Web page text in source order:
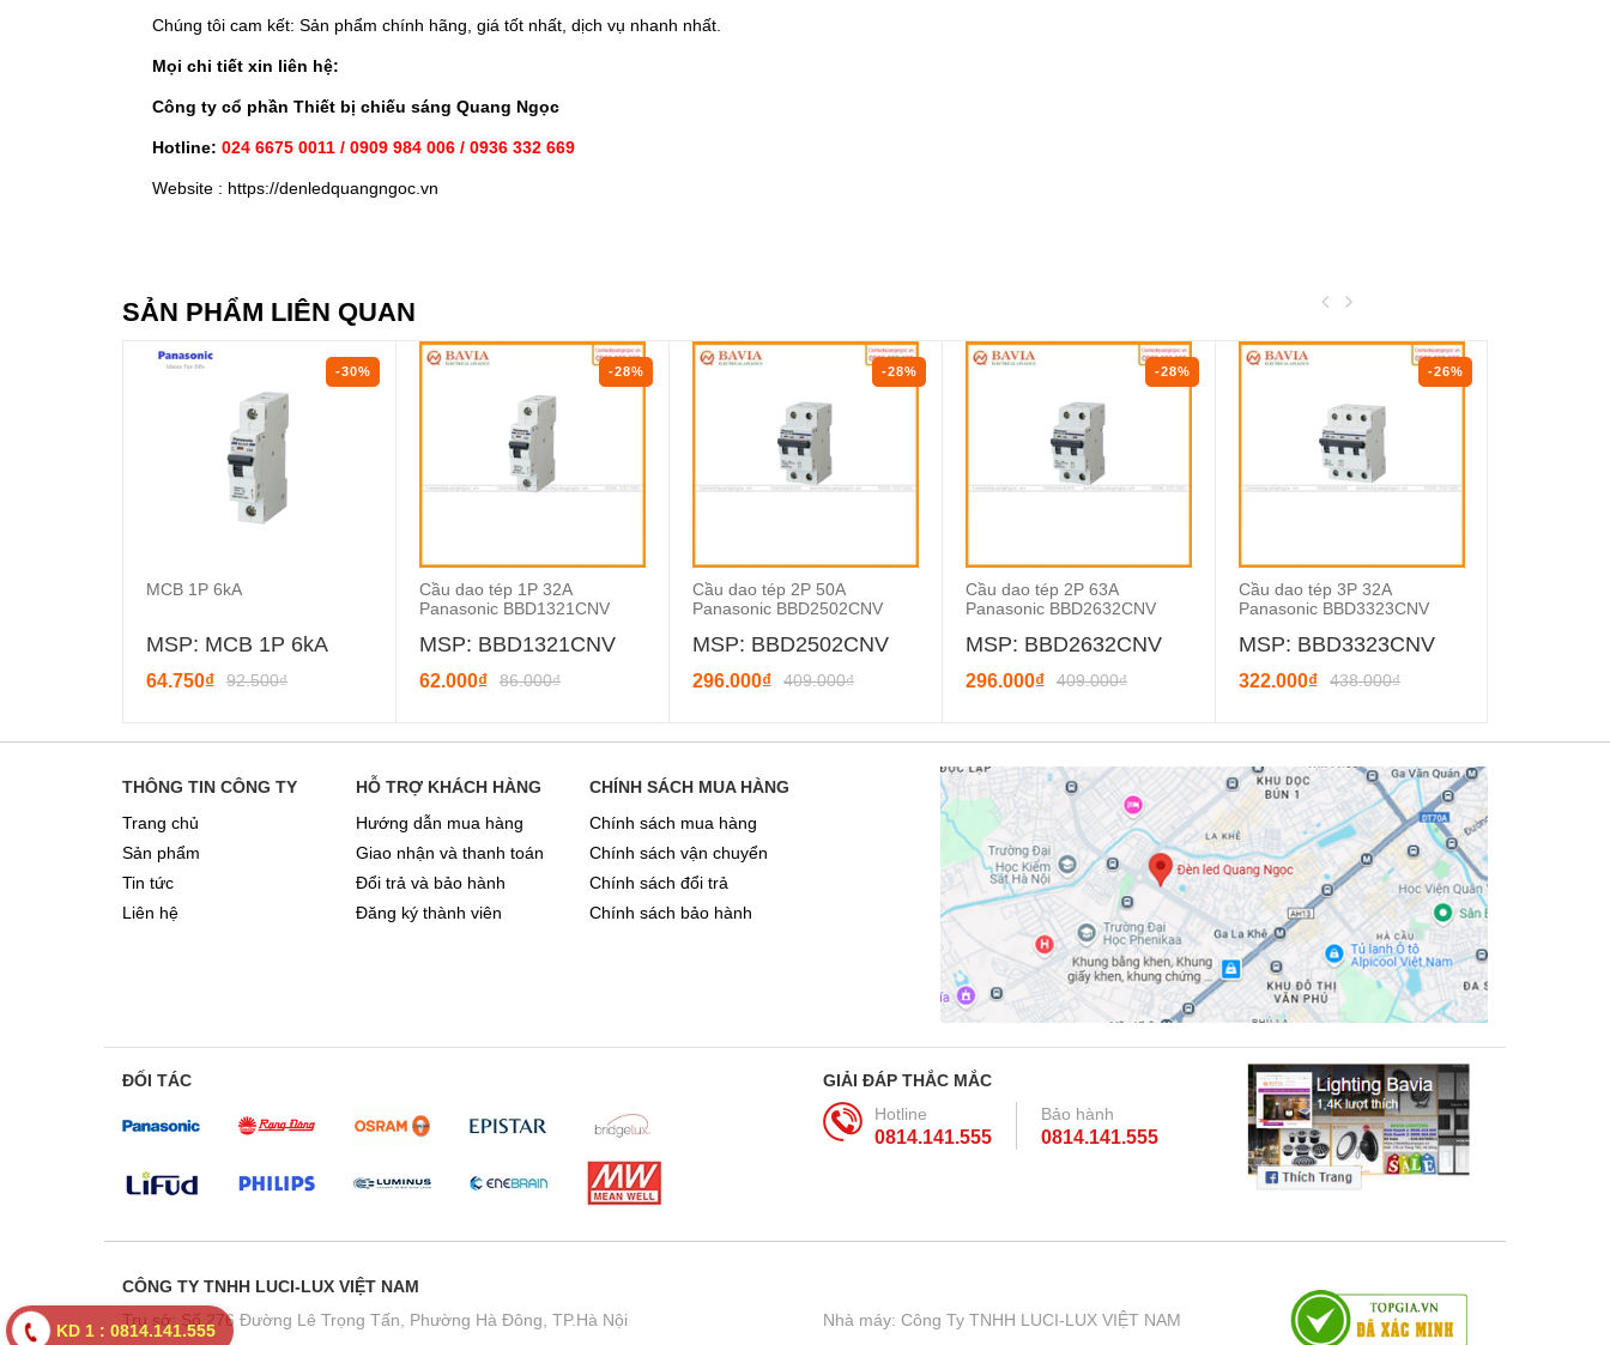
Chúng tôi cam kết: Sản phẩm chính hãng, giá tốt nhất, dịch vụ nhanh nhất.
Mọi chi tiết xin liên hệ:
Công ty cổ phần Thiết bị chiếu sáng Quang Ngọc
Hotline: 024 6675 0011 / 0909 984 006 / 0936 332 669
Website : https://denledquangngoc.vn
SẢN PHẨM LIÊN QUAN
-30%
MCB 1P 6kA
MSP: MCB 1P 6kA
64.750₫ 92.500₫
-28%
Cầu dao tép 1P 32A
Panasonic BBD1321CNV
MSP: BBD1321CNV
62.000₫ 86.000₫
-28%
Cầu dao tép 2P 50A
Panasonic BBD2502CNV
MSP: BBD2502CNV
296.000₫ 409.000₫
-28%
Cầu dao tép 2P 63A
Panasonic BBD2632CNV
MSP: BBD2632CNV
296.000₫ 409.000₫
-26%
Cầu dao tép 3P 32A
Panasonic BBD3323CNV
MSP: BBD3323CNV
322.000₫ 438.000₫
THÔNG TIN CÔNG TY
Trang chủ
Sản phẩm
Tin tức
Liên hệ
HỖ TRỢ KHÁCH HÀNG
Hướng dẫn mua hàng
Giao nhận và thanh toán
Đổi trả và bảo hành
Đăng ký thành viên
CHÍNH SÁCH MUA HÀNG
Chính sách mua hàng
Chính sách vận chuyển
Chính sách đổi trả
Chính sách bảo hành
ĐỐI TÁC
GIẢI ĐÁP THẮC MẮC
Hotline
0814.141.555
Bảo hành
0814.141.555
CÔNG TY TNHH LUCI-LUX VIỆT NAM
Trụ sở: Số 276 Đường Lê Trọng Tấn, Phường Hà Đông, TP.Hà Nội
Nhà máy: Công Ty TNHH LUCI-LUX VIỆT NAM
KD 1 : 0814.141.555